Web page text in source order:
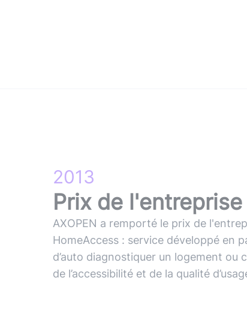
2013
Prix de
AXOPEN a remporté le prix de
HomeAccess : service développé en
d’auto diagnostiquer un logement ou
de l’accessibilité et de la qualité